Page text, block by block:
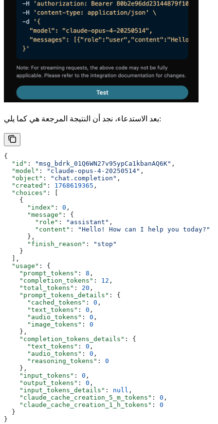
بعد الاستدعاء، نجد أن النتيجة المرجعة هي كما يلي:
{
  "id"
: "msg_bdrk_01Q6WN27v95ypCa1kbanAQ6K" ,
  "model"
: "claude-opus-4-20250514" ,
  "object"
: "chat.completion" ,
  "created"
: 1768619365 ,
  "choices"
: [
    {
      "index"
: 0 ,
      "message"
: {
        "role"
: "assistant" ,
        "content"
:
"Hello! How can I help you today?"
      },
      "finish_reason"
:
"stop"
    }
  ],
  "usage"
: {
    "prompt_tokens"
: 8 ,
    "completion_tokens"
: 12 ,
    "total_tokens"
: 20 ,
    "prompt_tokens_details"
: {
      "cached_tokens"
: 0 ,
      "text_tokens"
: 0 ,
      "audio_tokens"
: 0 ,
      "image_tokens"
: 0
    },
    "completion_tokens_details"
: {
      "text_tokens"
: 0 ,
      "audio_tokens"
: 0 ,
      "reasoning_tokens"
: 0
    },
    "input_tokens"
: 0 ,
    "output_tokens"
: 0 ,
    "input_tokens_details"
: null ,
    "claude_cache_creation_5_m_tokens"
: 0 ,
    "claude_cache_creation_1_h_tokens"
: 0
  }
}